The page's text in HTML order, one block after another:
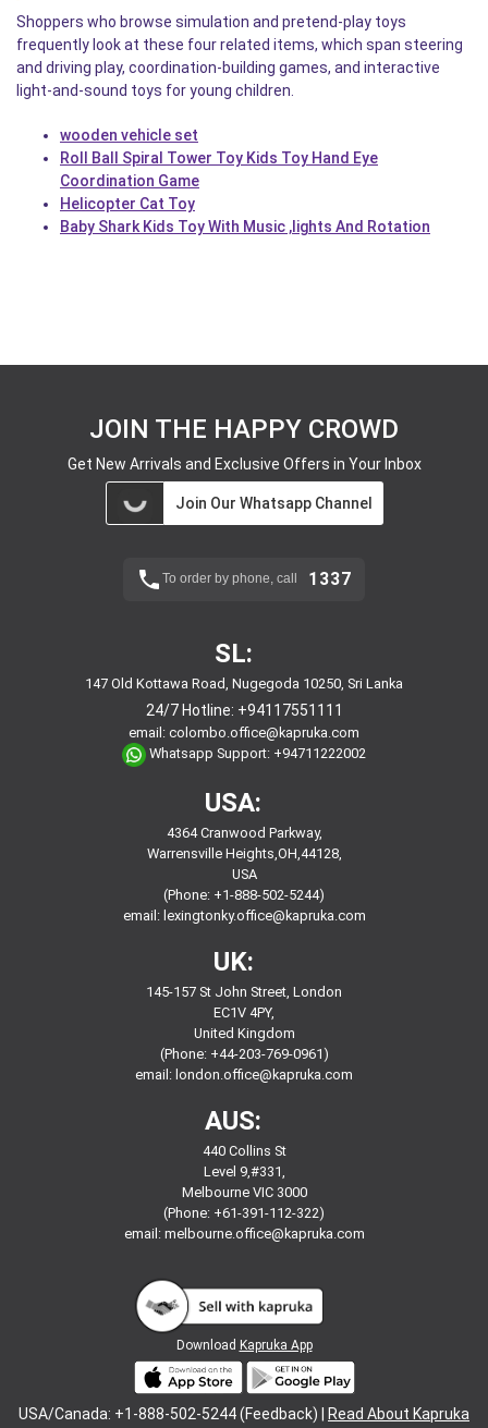
Shoppers who browse simulation and pretend-play toys
frequently look at these four related items, which span steering
and driving play, coordination-building games, and interactive
light-and-sound toys for young children.
wooden vehicle set
Roll Ball Spiral Tower Toy Kids Toy Hand Eye
Coordination Game
Helicopter Cat Toy
Baby Shark Kids Toy With Music ,lights And Rotation
JOIN THE HAPPY CROWD
Get New Arrivals and Exclusive Offers in Your Inbox
Join Our Whatsapp Channel
To order by phone, call 1337
SL:
147 Old Kottawa Road, Nugegoda 10250, Sri Lanka
24/7 Hotline: +94117551111
email: colombo.office@kapruka.com
Whatsapp Support: +94711222002
USA:
4364 Cranwood Parkway,
Warrensville Heights,OH,44128,
USA
(Phone: +1-888-502-5244)
email: lexingtonky.office@kapruka.com
UK:
145-157 St John Street, London
EC1V 4PY,
United Kingdom
(Phone: +44-203-769-0961)
email: london.office@kapruka.com
AUS:
440 Collins St
Level 9,#331,
Melbourne VIC 3000
(Phone: +61-391-112-322)
email: melbourne.office@kapruka.com
Download Kapruka App
USA/Canada: +1-888-502-5244 (Feedback) |
Read About Kapruka